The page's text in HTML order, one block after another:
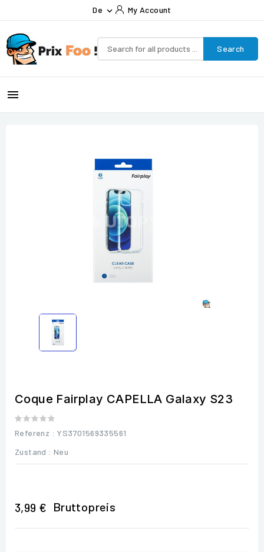
De  My Account
Search

Coque Fairplay CAPELLA Galaxy S23
Referenz : YS3701569335561
Zustand : Neu
3,99 € Bruttopreis